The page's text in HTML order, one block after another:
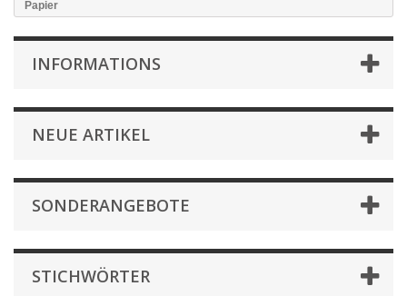
Papier
INFORMATIONS
NEUE ARTIKEL
SONDERANGEBOTE
STICHWÖRTER